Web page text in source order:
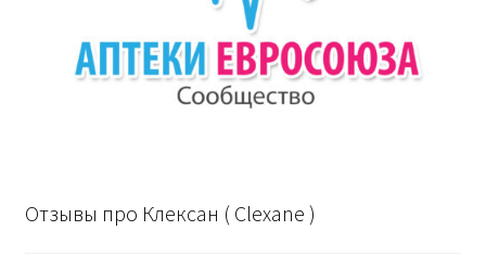
Отзывы про Клексан ( Clexane )